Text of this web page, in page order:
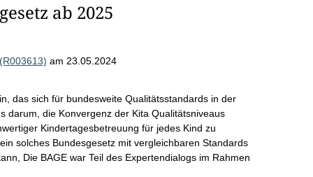
ab 2025
am 23.05.2024
das sich für bundesweite Qualitätsstandards in der
darum, die Konvergenz der Kita Qualitätsniveaus
Kindertagesbetreuung für jedes Kind zu
solches Bundesgesetz mit vergleichbaren Standards
Die BAGE war Teil des Expertendialogs im Rahmen